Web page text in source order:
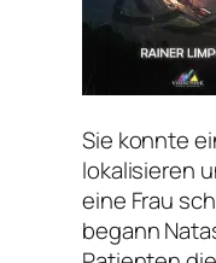
Sie konnte
lokalisieren
eine Frau
begann